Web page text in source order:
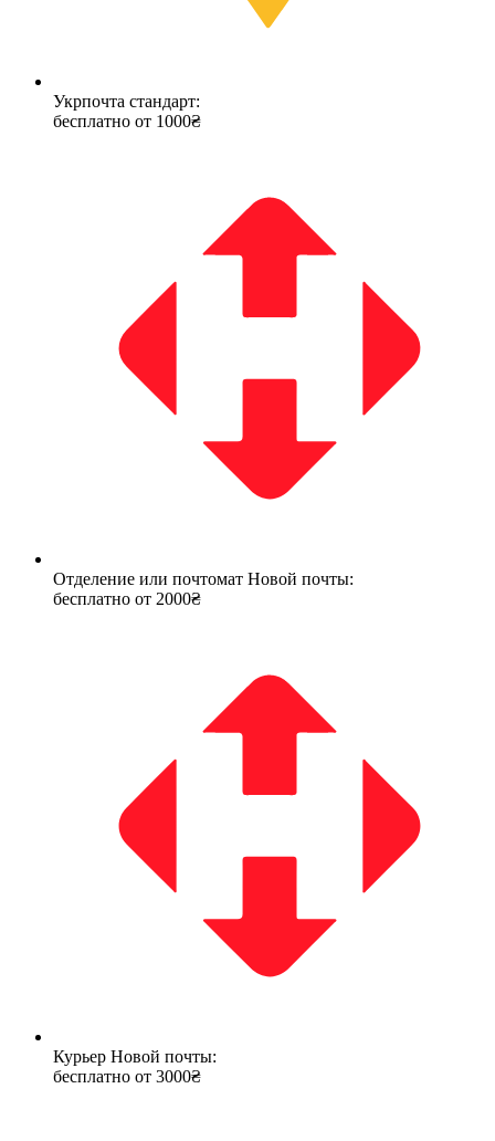
Укрпочта стандарт:
бесплатно от 1000₴
Отделение или почтомат Новой почты:
бесплатно от 2000₴
Курьер Новой почты:
бесплатно от 3000₴